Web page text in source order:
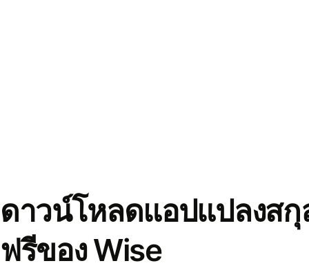
ดาวน์โหลดแอปแปลงสกุ
ฟรีของ Wise